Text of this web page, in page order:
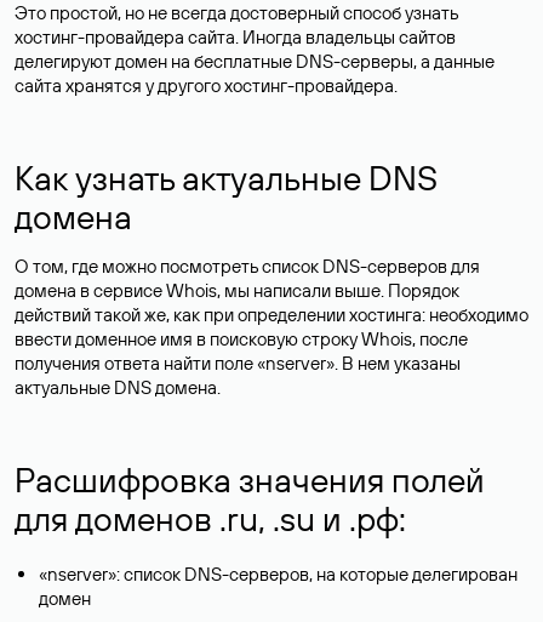
Это простой, но не всегда достоверный способ узнать
хостинг-провайдера сайта. Иногда владельцы сайтов
делегируют домен на бесплатные DNS-серверы, а данные
сайта хранятся у другого хостинг-провайдера.
Как узнать актуальные DNS
домена
О том, где можно посмотреть список DNS-серверов для
домена в сервисе Whois, мы написали выше. Порядок
действий такой же, как при определении хостинга: необходимо
ввести доменное имя в поисковую строку Whois, после
получения ответа найти поле «nserver». В нем указаны
актуальные DNS домена.
Расшифровка значения полей
для доменов .ru, .su и .рф:
«nserver»: список DNS-серверов, на которые делегирован
домен